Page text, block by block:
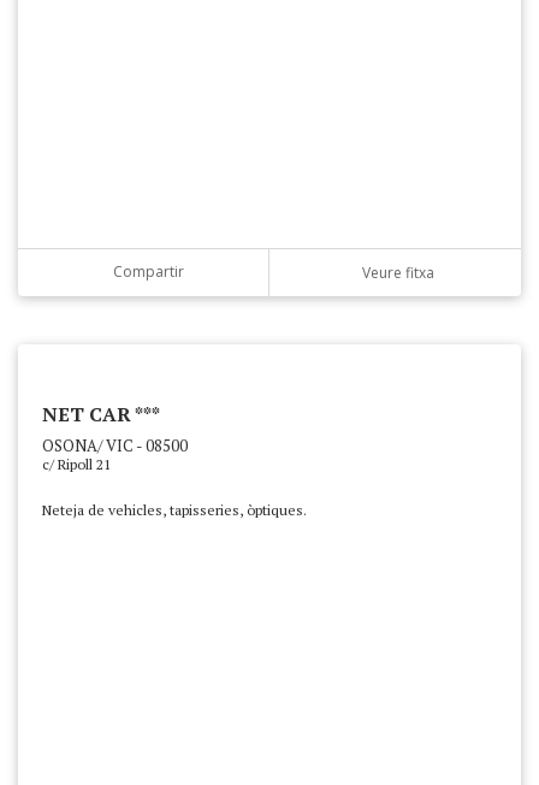
Compartir Veure fitxa
NET CAR ***
OSONA/ VIC - 08500
c/ Ripoll 21
Neteja de vehicles, tapisseries, òptiques.